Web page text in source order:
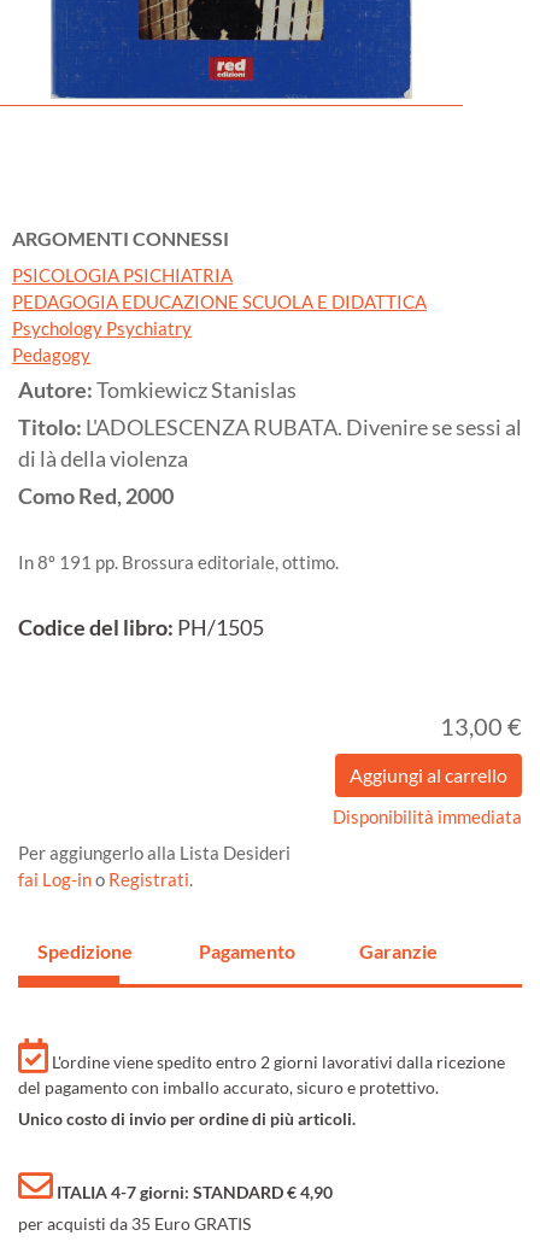
ARGOMENTI CONNESSI
PSICOLOGIA PSICHIATRIA
PEDAGOGIA EDUCAZIONE SCUOLA E DIDATTICA
Psychology Psychiatry
Pedagogy
Autore:Tomkiewicz Stanislas
Titolo: L'ADOLESCENZA RUBATA. Divenire se sessi al
di là della violenza
ComoRed,2000
In 8º 191 pp. Brossura editoriale, ottimo.
Codice del libro: PH/1505
13,00 €
Disponibilità immediata
Per aggiungerlo alla Lista Desideri
fai Log-ino Registrati.
Spedizione Pagamento Garanzie
L'ordine viene spedito entro 2 giorni lavorativi dalla ricezione
del pagamento con imballo accurato, sicuro e protettivo.
Unico costo di invio per ordine di più articoli.
ITALIA 4-7 giorni: STANDARD € 4,90
per acquisti da 35 Euro GRATIS